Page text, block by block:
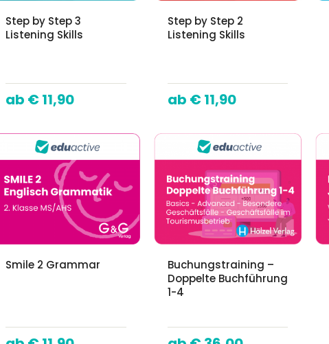
Step by Step 3
Listening Skills
€ 11,90
Step by Step 2
Listening Skills
€ 11,90
Smile 2 Grammar
Buchungstraining –
Doppelte Buchführung
1-4